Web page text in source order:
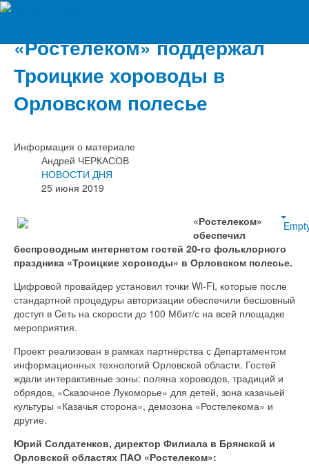
«Ростелеком» поддержал
Троицкие хороводы в
Орловском полесье
Информация о материале
Андрей ЧЕРКАСОВ
НОВОСТИ ДНЯ
25 июня 2019
«Ростелеком»
обеспечил
беспроводным интернетом гостей 20-го фольклорного
праздника «Троицкие хороводы» в Орловском полесье.
Цифровой провайдер установил точки Wi-Fi, которые после
стандартной процедуры авторизации обеспечили бесшовный
доступ в Cеть на скорости до 100 Мбит/с на всей площадке
мероприятия.
Проект реализован в рамках партнёрства с Департаментом
информационных технологий Орловской области. Гостей
ждали интерактивные зоны: поляна хороводов, традиций и
обрядов, «Сказочное Лукоморье» для детей, зона казачьей
культуры «Казачья сторона», демозона «Ростелекома» и
другие.
Юрий Солдатенков, директор Филиала в Брянской и
Орловской областях ПАО «Ростелеком»: